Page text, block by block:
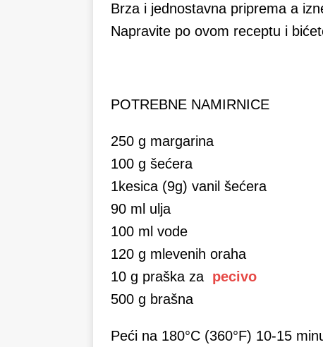
Brza i jednostavna priprema a
Napravite po ovom receptu i
POTREBNE NAMIRNICE
250 g margarina
100 g šećera
1kesica (9g) vanil šećera
90 ml ulja
100 ml vode
120 g mlevenih oraha
10 g praška za pecivo
500 g brašna
Peći na 180°C (360°F) 10-15